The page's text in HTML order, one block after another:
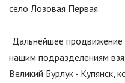
село Лозовая Первая.
"Дальнейшее
нашим подразделениям
Великий Бурлук - Купянск,